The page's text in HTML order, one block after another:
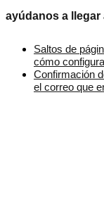
ayúdanos a llegar
Saltos de
cómo
Confirmación
el correo que